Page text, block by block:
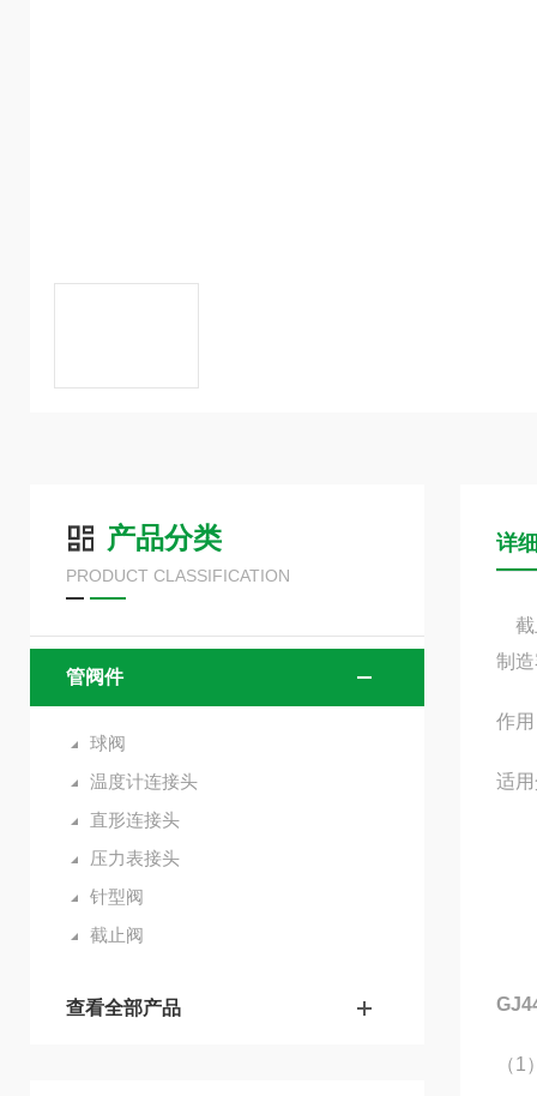
产品分类
PRODUCT CLASSIFICATION
管阀件
球阀
温度计连接头
直形连接头
压力表接头
针型阀
截止阀
查看全部产品
详
截
制
作
适
（